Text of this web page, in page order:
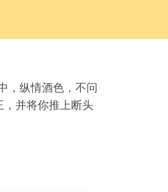
，纵情酒色，不问
并将你推上断头